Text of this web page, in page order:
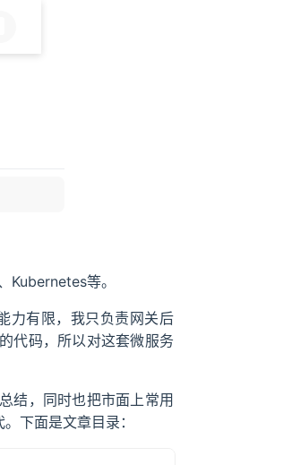
等。
力有限，我只负责网关后
代码，所以对这套微服务
结，同时也把市面上常用
下面是文章目录：